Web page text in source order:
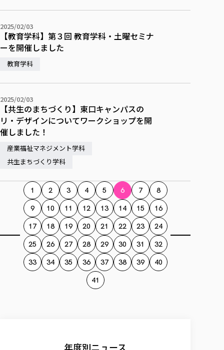
2025/02/03
【教育学科】第３回 教育学科・土曜セミナ
ーを開催しました
教育学科
2025/02/03
【共生のまちづくり】東口キャンパスの
リ・デザインについてワークショップを開
催しました！
産業福祉マネジメント学科
共生まちづくり学科
1 2 3 4 5 6 7
8
9
10 11 12 13 14 15
16
17
18 19 20 21 22 23
24
25
26 27 28 29 30 31
32
33
34 35 36 37 38 39
40
41
年度別ニュース